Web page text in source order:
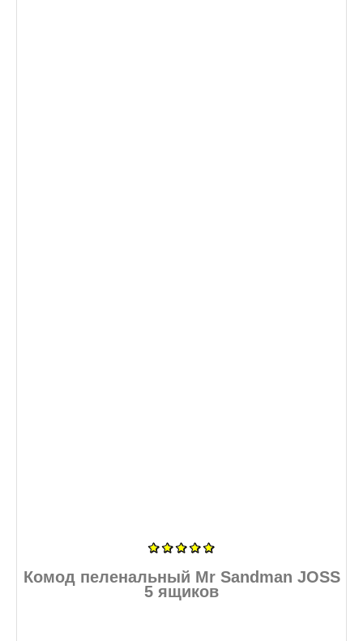
Комод пеленальный Mr Sandman JOSS
5 ящиков